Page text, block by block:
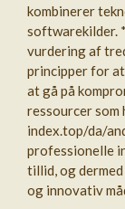
kombinerer
softwarekilder.
vurdering af
principper for
at gå på
ressourcer
index.top/da/
professionelle
tillid, og
og innovativ